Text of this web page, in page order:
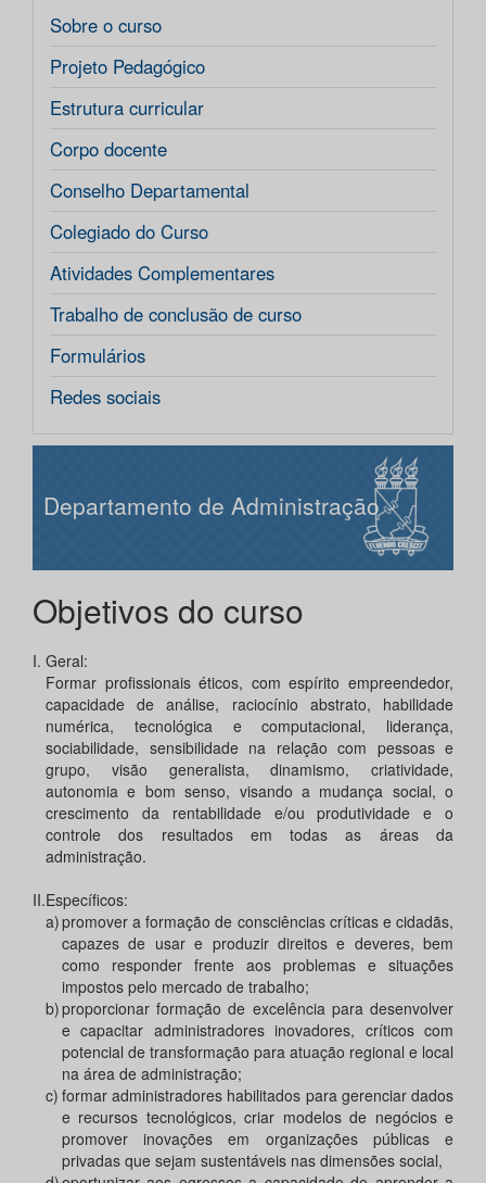
Sobre o curso
Projeto Pedagógico
Estrutura curricular
Corpo docente
Conselho Departamental
Colegiado do Curso
Atividades Complementares
Trabalho de conclusão de curso
Formulários
Redes sociais
Departamento de Administração
Objetivos do curso
I. Geral:
Formar profissionais éticos, com espírito empreendedor,
capacidade de análise, raciocínio abstrato, habilidade
numérica, tecnológica e computacional, liderança,
sociabilidade, sensibilidade na relação com pessoas e
grupo, visão generalista, dinamismo, criatividade,
autonomia e bom senso, visando a mudança social, o
crescimento da rentabilidade e/ou produtividade e o
controle dos resultados em todas as áreas da
administração.
II.Específicos:
a)promover a formação de consciências críticas e cidadãs,
capazes de usar e produzir direitos e deveres, bem
como responder frente aos problemas e situações
impostos pelo mercado de trabalho;
b)proporcionar formação de excelência para desenvolver
e capacitar administradores inovadores, críticos com
potencial de transformação para atuação regional e local
na área de administração;
c) formar administradores habilitados para gerenciar dados
e recursos tecnológicos, criar modelos de negócios e
promover inovações em organizações públicas e
privadas que sejam sustentáveis nas dimensões social,